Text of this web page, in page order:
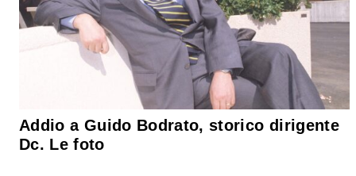
Addio a Guido Bodrato, storico dirigente
Dc. Le foto